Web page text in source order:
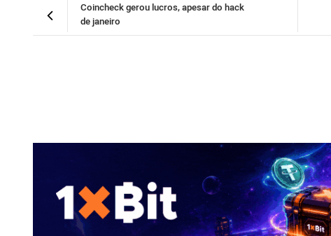
Coincheck gerou lucros, apesar do hack
de janeiro